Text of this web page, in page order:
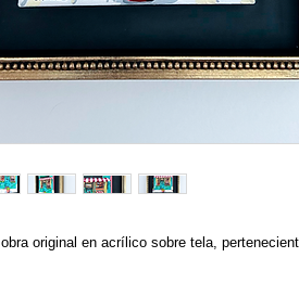
original en acrílico sobre tela,